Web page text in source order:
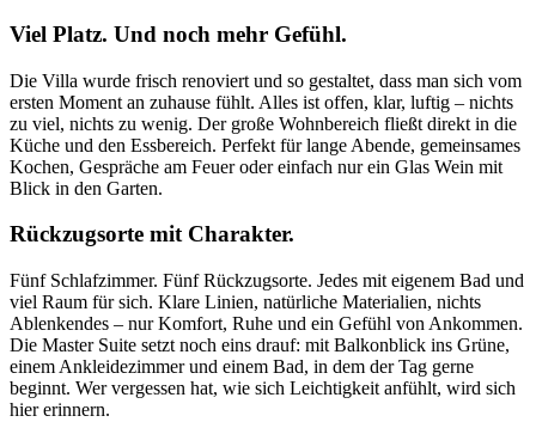
Viel Platz. Und noch mehr Gefühl.
Die Villa wurde frisch renoviert und so gestaltet, dass man sich vom
ersten Moment an zuhause fühlt. Alles ist offen, klar, luftig – nichts
zu viel, nichts zu wenig. Der große Wohnbereich fließt direkt in die
Küche und den Essbereich. Perfekt für lange Abende, gemeinsames
Kochen, Gespräche am Feuer oder einfach nur ein Glas Wein mit
Blick in den Garten.
Rückzugsorte mit Charakter.
Fünf Schlafzimmer. Fünf Rückzugsorte. Jedes mit eigenem Bad und
viel Raum für sich. Klare Linien, natürliche Materialien, nichts
Ablenkendes – nur Komfort, Ruhe und ein Gefühl von Ankommen.
Die Master Suite setzt noch eins drauf: mit Balkonblick ins Grüne,
einem Ankleidezimmer und einem Bad, in dem der Tag gerne
beginnt. Wer vergessen hat, wie sich Leichtigkeit anfühlt, wird sich
hier erinnern.